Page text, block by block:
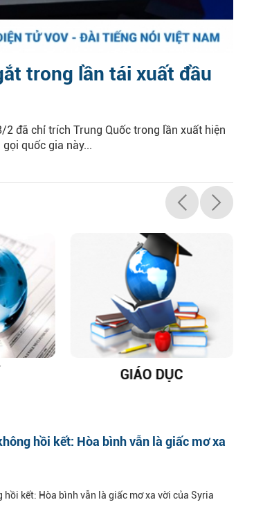
trong lần tái xuất đầu
2 đã chỉ trích Trung Quốc trong lần xuất hiện
quốc gia này...
GIÁO DỤC
hồi kết: Hòa bình vẫn là giấc mơ xa
hồi kết: Hòa bình vẫn là giấc mơ xa vời của Syria